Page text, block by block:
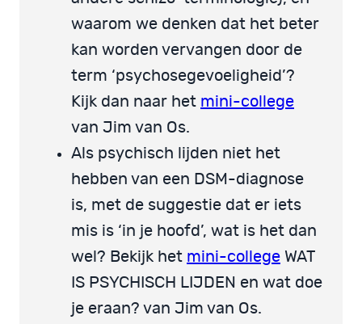
waarom we denken dat het beter
kan worden vervangen door de
term ‘psychosegevoeligheid’?
Kijk dan naar het mini-college
van Jim van Os.
Als psychisch lijden niet het
hebben van een DSM-diagnose
is, met de suggestie dat er iets
mis is ‘in je hoofd’, wat is het dan
wel? Bekijk het mini-college WAT
IS PSYCHISCH LIJDEN en wat doe
je eraan? van Jim van Os.